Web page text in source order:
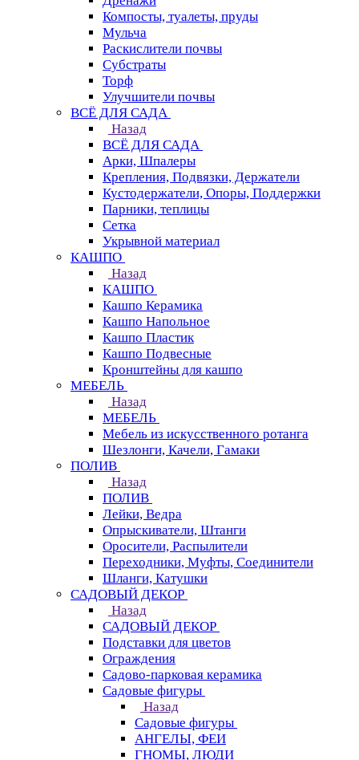
Компосты, туалеты, пруды
Мульча
Раскислители почвы
Субстраты
Торф
Улучшители почвы
ВСЁ ДЛЯ САДА
Назад
ВСЁ ДЛЯ САДА
Арки, Шпалеры
Крепления, Подвязки, Держатели
Кустодержатели, Опоры, Поддержки
Парники, теплицы
Сетка
Укрывной материал
КАШПО
Назад
КАШПО
Кашпо Керамика
Кашпо Напольное
Кашпо Пластик
Кашпо Подвесные
Кронштейны для кашпо
МЕБЕЛЬ
Назад
МЕБЕЛЬ
Мебель из искусственного ротанга
Шезлонги, Качели, Гамаки
ПОЛИВ
Назад
ПОЛИВ
Лейки, Ведра
Опрыскиватели, Штанги
Оросители, Распылители
Переходники, Муфты, Соединители
Шланги, Катушки
САДОВЫЙ ДЕКОР
Назад
САДОВЫЙ ДЕКОР
Подставки для цветов
Ограждения
Садово-парковая керамика
Садовые фигуры
Назад
Садовые фигуры
АНГЕЛЫ, ФЕИ
ГНОМЫ, ЛЮДИ